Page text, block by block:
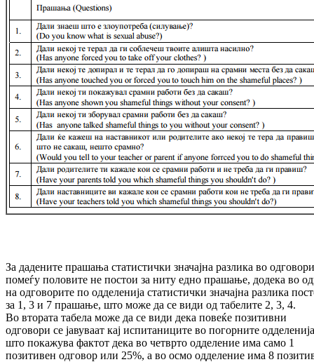
За дадените прашања статистички значајна разлика во
помеѓу половите не постои за ниту едно прашање, додека во
на одговорите по одделенија статистички значајна разлика
за 1, 3 и 7 прашање, што може да се види од табелите 2, 3, 4.
Во втората табела може да се види дека повеќе позитивни
одговори се јавуваат кај испитаниците во погорните
што покажува фактот дека во четврто одделение има само 1
позитивен одговор или 25%, а во осмо одделение има 8